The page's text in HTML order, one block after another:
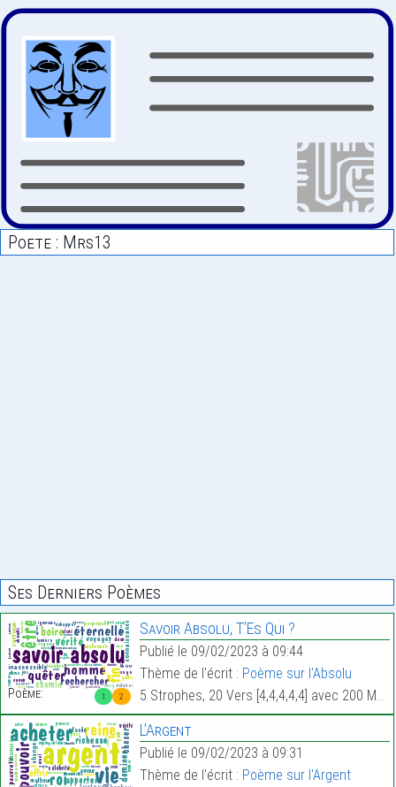
Poete : Mrs13
Ses Derniers Poèmes
1 2
Poème:
Savoir Absolu, T’Es Qui ?
Publié le 09/02/2023 à 09:44
Thème de l'écrit : Poème sur l'Absolu
5 Strophes, 20 Vers [4,4,4,4,4] avec 200 Mots.
L’Argent
Publié le 09/02/2023 à 09:31
Thème de l'écrit : Poème sur l'Argent